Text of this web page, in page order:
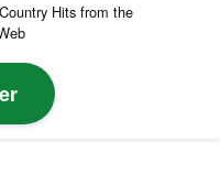
Hits from the